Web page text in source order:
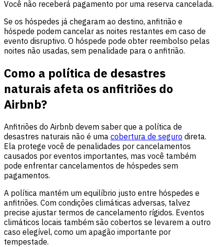
Você não receberá pagamento por uma reserva cancelada.
Se os hóspedes já chegaram ao destino, anfitrião e
hóspede podem cancelar as noites restantes em caso de
evento disruptivo. O hóspede pode obter reembolso pelas
noites não usadas, sem penalidade para o anfitrião.
Como a política de desastres
naturais afeta os anfitriões do
Airbnb?
Anfitriões do Airbnb devem saber que a política de
desastres naturais não é uma cobertura de seguro direta.
Ela protege você de penalidades por cancelamentos
causados por eventos importantes, mas você também
pode enfrentar cancelamentos de hóspedes sem
pagamentos.
A política mantém um equilíbrio justo entre hóspedes e
anfitriões. Com condições climáticas adversas, talvez
precise ajustar termos de cancelamento rígidos. Eventos
climáticos locais também são cobertos se levarem a outro
caso elegível, como um apagão importante por
tempestade.